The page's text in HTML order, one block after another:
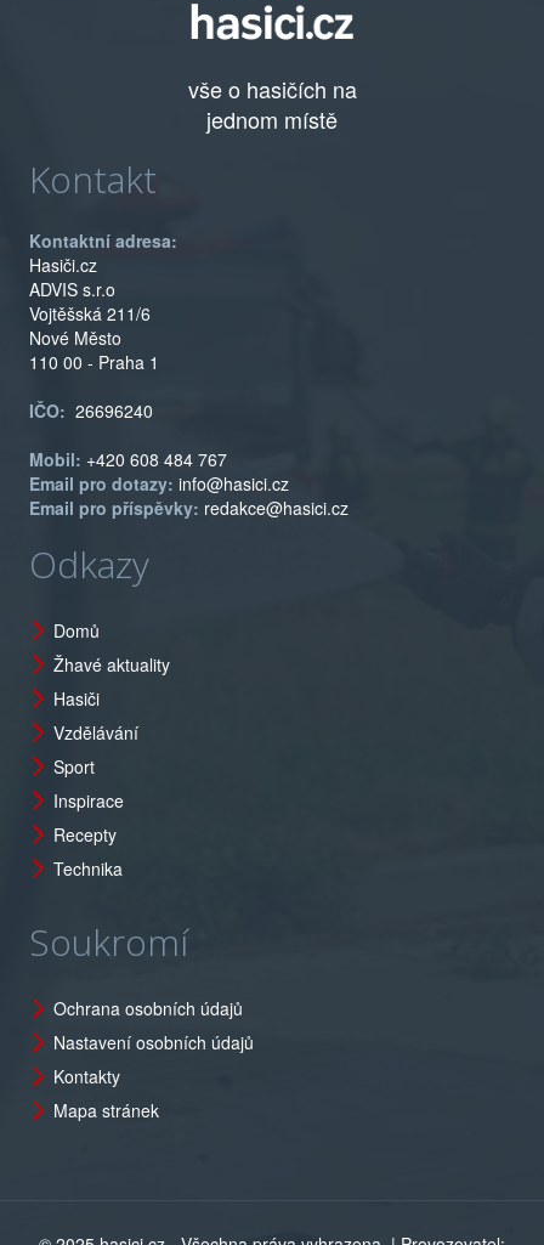
vše o hasičích na
jednom místě
Kontakt
Kontaktní adresa:
Hasiči.cz
ADVIS s.r.o
Vojtěšská 211/6
Nové Město
110 00 - Praha 1
IČO: 26696240
Mobil: +420 608 484 767
Email pro dotazy: info@hasici.cz
Email pro příspěvky: redakce@hasici.cz
Odkazy
Domů
Žhavé aktuality
Hasiči
Vzdělávání
Sport
Inspirace
Recepty
Technika
Soukromí
Ochrana osobních údajů
Nastavení osobních údajů
Kontakty
Mapa stránek